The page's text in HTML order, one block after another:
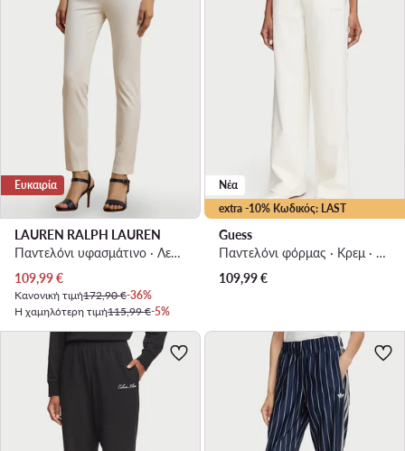
Ευκαιρία
LAUREN RALPH LAUREN
Παντελόνι υφασμάτινο · Λευκό · Slim Fit
Τρέχουσα τιμή
109,99€
Κανονική τιμή172,90 €-36%
Η χαμηλότερη τιμή115,99 €-5%
extra -10% Κωδικός: LAST
Νέα
Guess
Παντελόνι φόρμας · Κρεμ · Regular Fit
109,99€